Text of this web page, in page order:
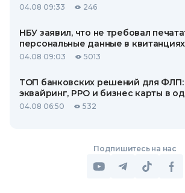
04.08 09:33 246
НБУ заявил, что не требовал
персональные данные в квитанциях
04.08 09:03 5013
ТОП банковских решений для ФЛП:
эквайринг, РРО и бизнес карты в
04.08 06:50 532
Подпишитесь на нас